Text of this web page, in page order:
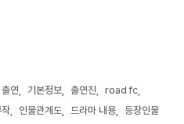
출연 기본정보 출연진
road fc
작 인물관계도 드라마 내용 등장인물